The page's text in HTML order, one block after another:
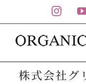
to
content
株式会社グ